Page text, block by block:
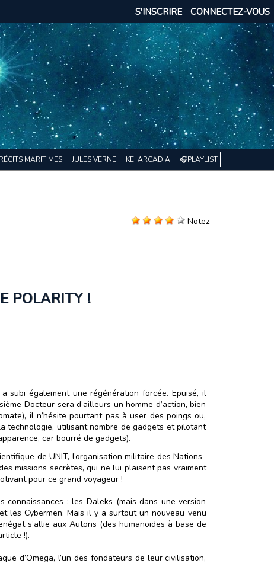
CONNECTEZ-VOUS
S'INSCRIRE
RÉCITS MARITIMES JULES VERNE KEI ARCADIA 🎧PLAYLIST
Notez
POLARITY !
subi également une régénération forcée. Epuisé, il
Docteur sera d’ailleurs un homme d’action, bien
il n’hésite pourtant pas à user des poings ou,
technologie, utilisant nombre de gadgets et pilotant
car bourré de gadgets).
de UNIT, l’organisation militaire des Nations-
missions secrètes, qui ne lui plaisent pas vraiment
pour ce grand voyageur !
: les Daleks (mais dans une version
les Cybermen. Mais il y a surtout un nouveau venu
s’allie aux Autons (des humanoïdes à base de
!).
d’Omega, l’un des fondateurs de leur civilisation,